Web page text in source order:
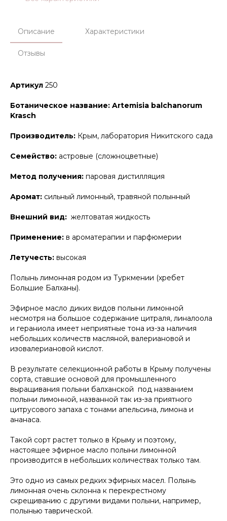
Описание Характеристики
Отзывы
Артикул 250
Ботаническое название: Artemisia balchanorum
Krasch
Производитель: Крым, лаборатория Никитского сада
Семейство: астровые (сложноцветные)
Метод получения: паровая дистилляция
Аромат: сильный лимонный, травяной полынный
Внешний вид: желтоватая жидкость
Применение: в ароматерапии и парфюмерии
Летучесть: высокая
Полынь лимонная родом из Туркмении (хребет
Большие Балханы).
Эфирное масло диких видов полыни лимонной
несмотря на большое содержание цитраля, линалоола
и гераниола имеет неприятные тона из-за наличия
небольших количеств масляной, валериановой и
изовалериановой кислот.
В результате селекционной работы в Крыму получены
сорта, ставшие основой для промышленного
выращивания полыни балханской под названием
полыни лимонной, названной так из-за приятного
цитрусового запаха с тонами апельсина, лимона и
ананаса.
Такой сорт растет только в Крыму и поэтому,
настоящее эфирное масло полыни лимонной
производится в небольших количествах только там.
Это одно из самых редких эфирных масел. Полынь
лимонная очень склонна к перекрестному
скрещиванию с другими видами полыни, например,
полынью таврической.